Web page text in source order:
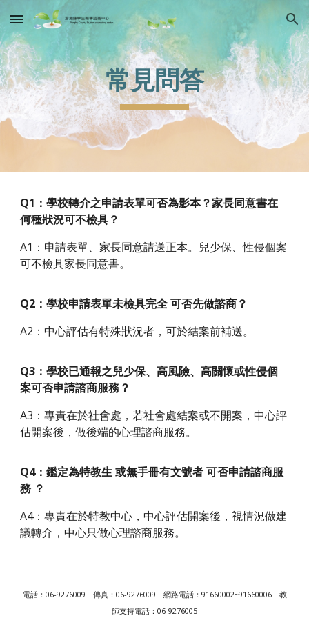
Skip to main content Skip to navigation
常見問答
Q1：學校轉介之申請表單可否為影本？家長同意書在
何種狀況可不檢具？
A1：申請表單、家長同意請送正本。兒少保、性侵個案
可不檢具家長同意書。
Q2：學校申請表單未檢具完全 可否先做諮商？
A2：中心評估有特殊狀況者，可於結案前補送。
Q3：學校已通報之兒少保、高風險、高關懷或性侵個
案可否申請諮商服務？
A3：專責在於社會處，若社會處結案或不開案，中心評
估開案後，做後端的心理諮商服務。
Q4：鑑定為特教生 或無手冊有文號者 可否申請諮商服
務 ？
A4：專責在於特教中心，中心評估開案後，視情況做建
議轉介，中心只做心理諮商服務。
電話：06-9276009 傳真：06-9276009
網路電話：91660002~91660006 教
師支持電話：06-9276005